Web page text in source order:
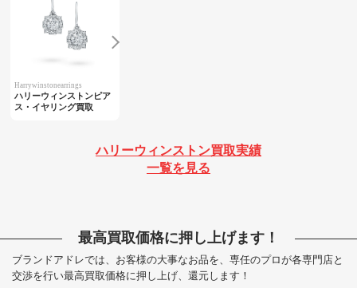
Harrywinstonearrings
ハリーウィンストンピア
ス・イヤリング買取
ハリーウィンストン買取実績
一覧を見る
最高買取価格に押し上げます！
ブランドアドレでは、お客様の大事なお品を、専任のプロが各専門店と
交渉を行い最高買取価格に押し上げ、還元します！